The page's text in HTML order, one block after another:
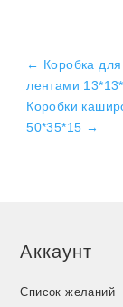
← Коробка
лентами
Коробки
50*35*15 →
Аккаунт
Список желаний